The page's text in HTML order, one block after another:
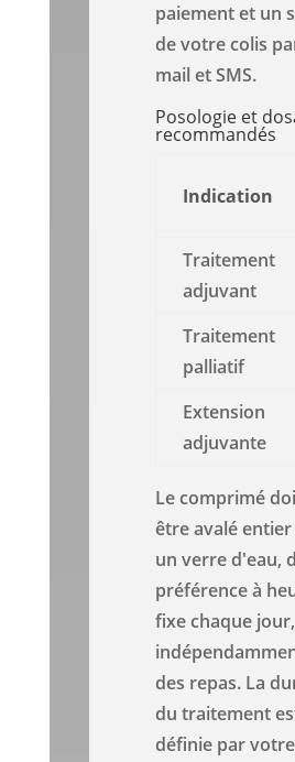
paiement et un
de votre colis
mail et SMS.
Posologie et
recommandés
Indication
Traitement
adjuvant
Traitement
palliatif
Extension
adjuvante
Le comprimé
être avalé entier
un verre d'eau,
préférence à
fixe chaque jour,
des repas. La
du traitement
définie par votre